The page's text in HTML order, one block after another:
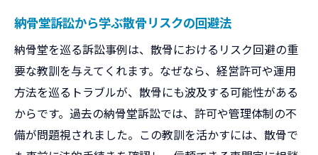
墓地埋葬法判例が導く適切な供養手順
行政訴訟例に学ぶ思いやりのある散骨
判例を知ることで実現する安心供養
納骨堂訴訟から学ぶ散骨リスクの回避法
納骨堂を巡る訴訟事例は、散骨におけるリスク回避の重
要な教訓を与えてくれます。なぜなら、経営許可や運用
方法を巡るトラブルが、散骨にも波及する可能性がある
からです。過去の納骨堂訴訟では、許可や管理体制の不
備が問題視されました。この教訓を活かすには、散骨で